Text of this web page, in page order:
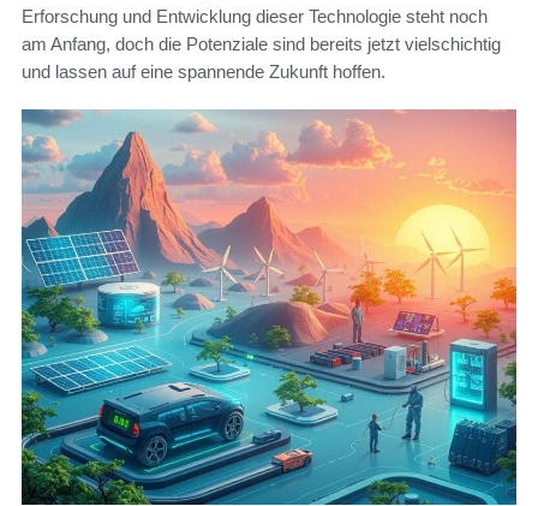
Erforschung und Entwicklung dieser Technologie steht noch
am Anfang, doch die Potenziale sind bereits jetzt vielschichtig
und lassen auf eine spannende Zukunft hoffen.